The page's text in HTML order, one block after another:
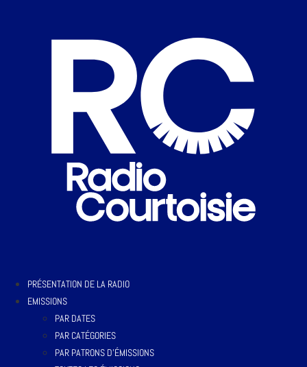
PRÉSENTATION DE LA RADIO
EMISSIONS
PAR DATES
PAR CATÉGORIES
PAR PATRONS D’ÉMISSIONS